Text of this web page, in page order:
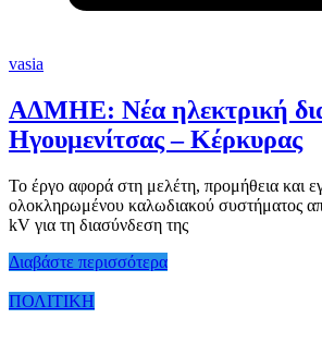
vasia
ΑΔΜΗΕ: Νέα ηλεκτρική
Ηγουμενίτσας – Κέρκυρας
Το έργο αφορά στη μελέτη, προμήθεια και
ολοκληρωμένου καλωδιακού συστήματος
kV για τη διασύνδεση της
Διαβάστε περισσότερα
ΠΟΛΙΤΙΚΗ